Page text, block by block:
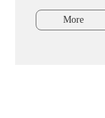
More